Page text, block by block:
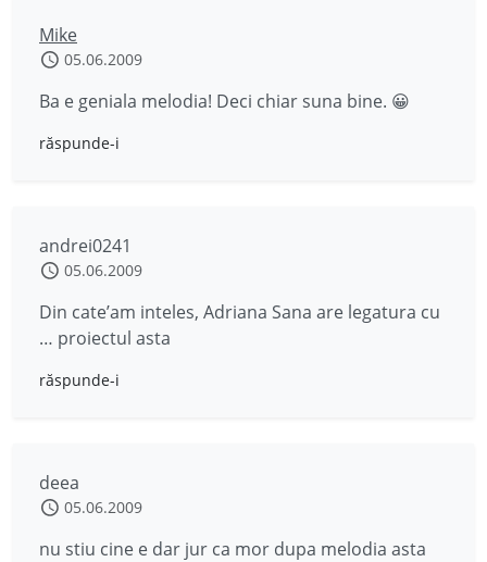
Mike
05.06.2009
Ba e geniala melodia! Deci chiar suna bine. 😀
răspunde-i
andrei0241
05.06.2009
Din cate’am inteles, Adriana Sana are legatura cu
… proiectul asta
răspunde-i
deea
05.06.2009
nu stiu cine e dar jur ca mor dupa melodia asta